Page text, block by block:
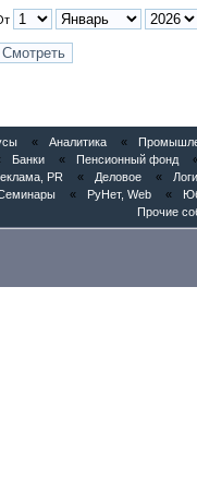
« Аналитика «
Банки « Пенсионный фонд
PR « Деловое «
« РуНет, Web «
Прочие